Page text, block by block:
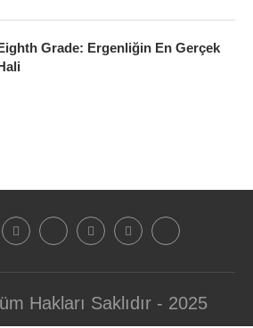
Grade: Ergenliğin En Gerçek
Hakları Saklıdır - 2025